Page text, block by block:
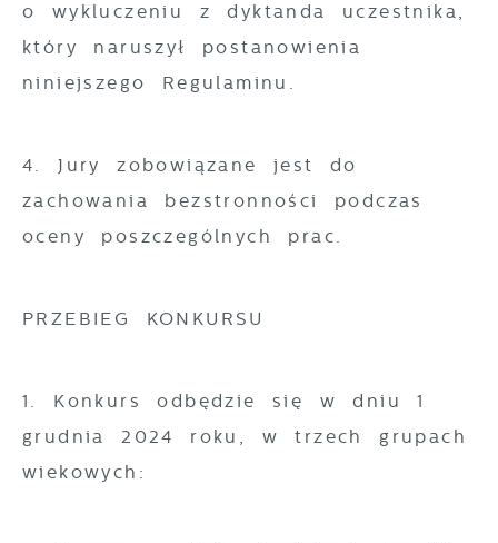
o wykluczeniu z dyktanda uczestnika,
który naruszył postanowienia
niniejszego Regulaminu.
4. Jury zobowiązane jest do
zachowania bezstronności podczas
oceny poszczególnych prac.
PRZEBIEG KONKURSU
1. Konkurs odbędzie się w dniu 1
grudnia 2024 roku, w trzech grupach
wiekowych: